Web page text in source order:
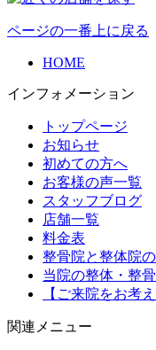
ページの一番上に戻る
HOME
インフォメーション
トップページ
お知らせ
初めての方へ
お客様の声一覧
スタッフブログ
店舗一覧
料金表
整骨院と整体院
当院の整体・整
【ご来院をお考
関連メニュー